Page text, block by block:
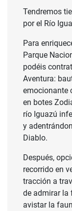
Tendremos
por el Río
Para
Parque
podéis
Aventura:
emocionante
en botes
río Iguazú
y
Diablo.
Después,
recorrido en
tracción a
de admirar la
avistar la